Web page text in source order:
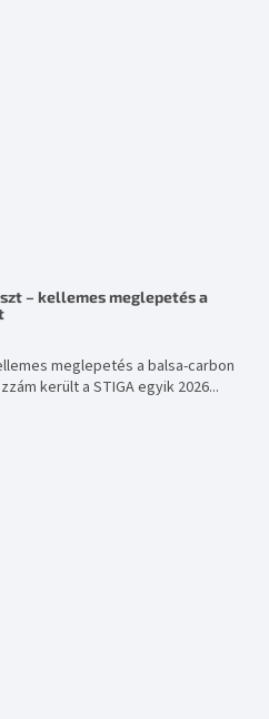
– kellemes meglepetés a
meglepetés a balsa-carbon
került a STIGA egyik 2026...